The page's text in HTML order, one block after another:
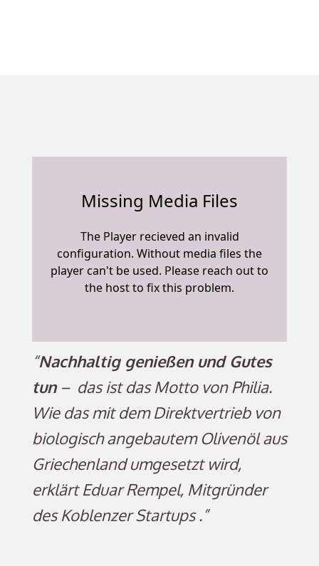
“Nachhaltig genießen und Gutes
tun– das ist das Motto von Philia.
Wie das mit dem Direktvertrieb von
biologisch angebautem Olivenöl aus
Griechenland umgesetzt wird,
erklärt Eduar Rempel, Mitgründer
des Koblenzer Startups .”